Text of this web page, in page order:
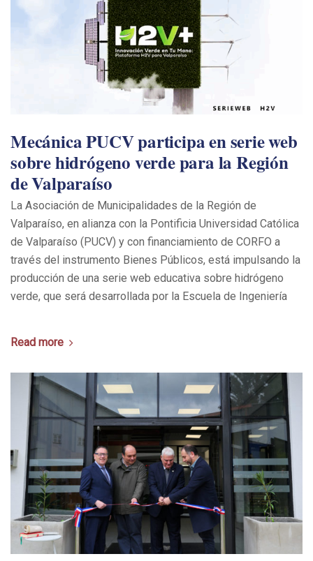
Mecánica PUCV participa en serie web
sobre hidrógeno verde para la Región
de Valparaíso
La Asociación de Municipalidades de la Región de
Valparaíso, en alianza con la Pontificia Universidad Católica
de Valparaíso (PUCV) y con financiamiento de CORFO a
través del instrumento Bienes Públicos, está impulsando la
producción de una serie web educativa sobre hidrógeno
verde, que será desarrollada por la Escuela de Ingeniería
Read more